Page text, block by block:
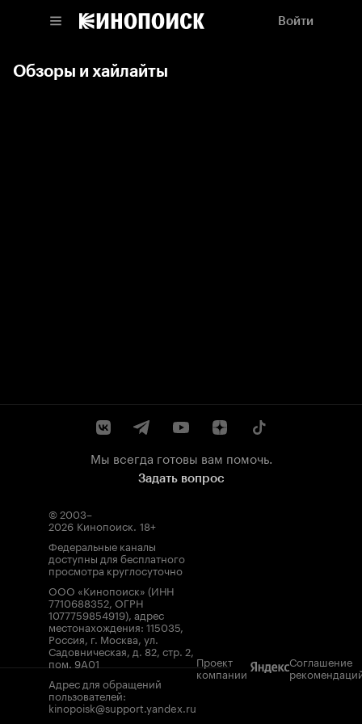
Войти
Обзоры и хайлайты
Мы всегда готовы вам помочь.
Задать вопрос
© 2003–
2026 Кинопоиск. 18+
Федеральные каналы
доступны для бесплатного
просмотра круглосуточно
ООО «Кинопоиск» (ИНН
7710688352, ОГРН
1077759854919), адрес
местонахождения: 115035,
Россия, г. Москва, ул.
Садовническая, д. 82, стр. 2,
пом. 9А01
Адрес для обращений
пользователей:
kinopoisk@support.yandex.ru
Проект
компании
Соглашение